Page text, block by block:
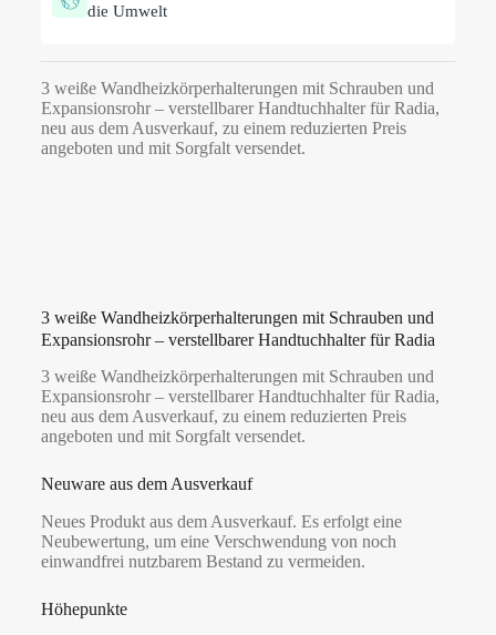
die Umwelt
3 weiße Wandheizkörperhalterungen mit Schrauben und
Expansionsrohr – verstellbarer Handtuchhalter für Radia,
neu aus dem Ausverkauf, zu einem reduzierten Preis
angeboten und mit Sorgfalt versendet.
3 weiße Wandheizkörperhalterungen mit Schrauben und
Expansionsrohr – verstellbarer Handtuchhalter für Radia
3 weiße Wandheizkörperhalterungen mit Schrauben und
Expansionsrohr – verstellbarer Handtuchhalter für Radia,
neu aus dem Ausverkauf, zu einem reduzierten Preis
angeboten und mit Sorgfalt versendet.
Neuware aus dem Ausverkauf
Neues Produkt aus dem Ausverkauf. Es erfolgt eine
Neubewertung, um eine Verschwendung von noch
einwandfrei nutzbarem Bestand zu vermeiden.
Höhepunkte